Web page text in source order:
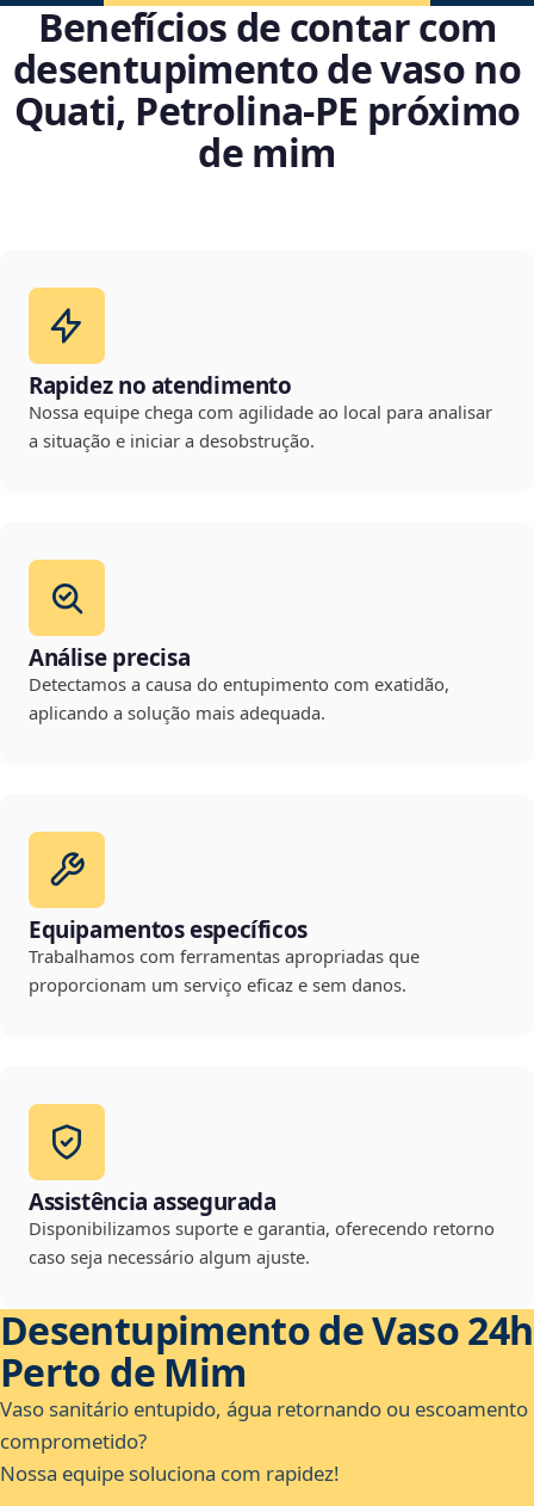
Benefícios de contar com
desentupimento de vaso no
Quati, Petrolina‑PE próximo
de mim
Rapidez no atendimento
Nossa equipe chega com agilidade ao local para analisar
a situação e iniciar a desobstrução.
Análise precisa
Detectamos a causa do entupimento com exatidão,
aplicando a solução mais adequada.
Equipamentos específicos
Trabalhamos com ferramentas apropriadas que
proporcionam um serviço eficaz e sem danos.
Assistência assegurada
Disponibilizamos suporte e garantia, oferecendo retorno
caso seja necessário algum ajuste.
Desentupimento de Vaso 24h
Perto de Mim
Vaso sanitário entupido, água retornando ou escoamento
comprometido?
Nossa equipe soluciona com rapidez!